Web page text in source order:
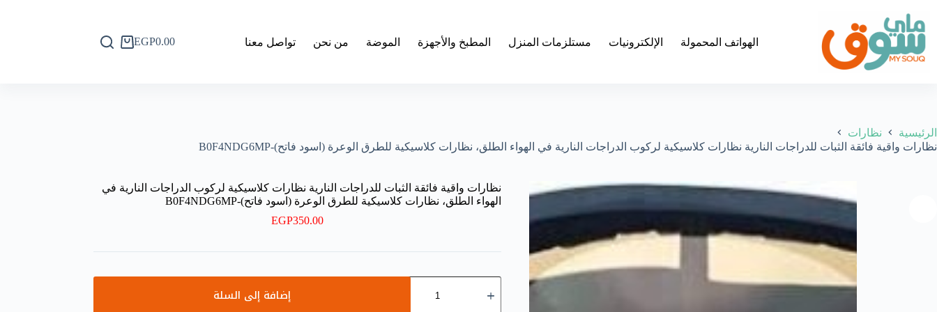
إلى
المحتوى
الهواتف المحمولة الإلكترونيات مستلزمات المنزل المطبخ والأجهزة الموضة من نحن تواصل معنا
عربةEGP0.00
الرئيسية
نظارات
نظارات واقية فائقة الثبات للدراجات النارية نظارات كلاسيكية لركوب الدراجات النارية في الهواء الطلق، نظارات كلاسيكية للطرق الوعرة (اسود فاتح)-B0F4NDG6MP
نظارات واقية فائقة الثبات للدراجات النارية نظارات كلاسيكية لركوب الدراجات النارية في
الهواء الطلق، نظارات كلاسيكية للطرق الوعرة (اسود فاتح)-B0F4NDG6MP
EGP350.00
نظارات
إضافة إلى السلة